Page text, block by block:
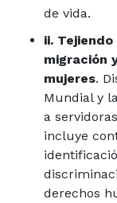
de vida.
ii.
migración
mujeres.
Mundial y
a
incluye
derechos